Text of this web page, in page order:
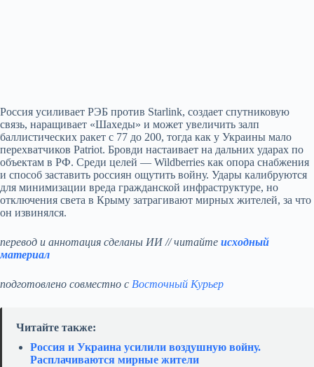
Россия усиливает РЭБ против Starlink, создает спутниковую
связь, наращивает «Шахеды» и может увеличить залп
баллистических ракет с 77 до 200, тогда как у Украины мало
перехватчиков Patriot. Бровди настаивает на дальних ударах по
объектам в РФ. Среди целей — Wildberries как опора снабжения
и способ заставить россиян ощутить войну. Удары калибруются
для минимизации вреда гражданской инфраструктуре, но
отключения света в Крыму затрагивают мирных жителей, за что
он извинялся.
перевод и аннотация сделаны ИИ // читайте исходный
материал
подготовлено совместно с Восточный Курьер
Читайте также:
Россия и Украина усилили воздушную войну.
Расплачиваются мирные жители